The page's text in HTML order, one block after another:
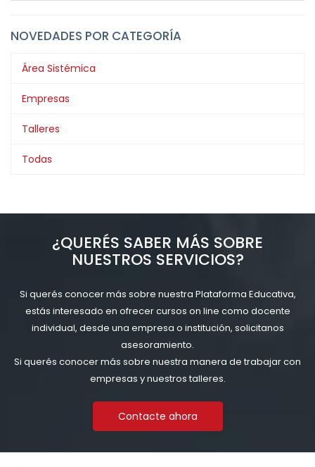
NOVEDADES POR CATEGORÍA
Área Sistémica
Empresas
Talleres
Todas
¿QUERÉS SABER MÁS SOBRE
NUESTROS SERVICIOS?
Si querés conocer más sobre nuestra Plataforma Educativa,
estás interesado en ofrecer cursos on line como docente
individual, desde una empresa o institución, solicitanos
asesoramiento.
Si querés conocer más sobre nuestra manera de trabajar con
empresas y nuestros talleres.
Contacte ahora